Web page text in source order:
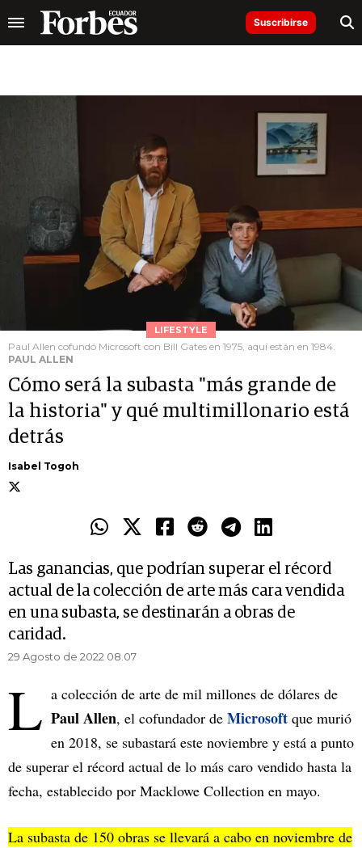
Suscribirse
LIFESTYLE
Paul Allen cofundó Microsoft con Bill Gates en 1975, aquí están en 1984.
PAUL ALLEN
Cómo será la subasta "más grande de
la historia" y qué multimillonario está
detrás
Isabel Togoh
Las ganancias, que podrían superar el récord
actual de la colección de arte más cara vendida
en una subasta, se destinarán a obras de
caridad.
29 Agosto de 2022 08.07
L a colección de arte de mil millones de dólares de
Paul Allen, el cofundador de Microsoft que murió
en 2018, se subastará este noviembre y está a punto
de superar el récord actual de lo más caro vendido hasta la
fecha, establecido por Macklowe Collection en mayo.
La subasta de 150 obras se llevará a cabo en noviembre de